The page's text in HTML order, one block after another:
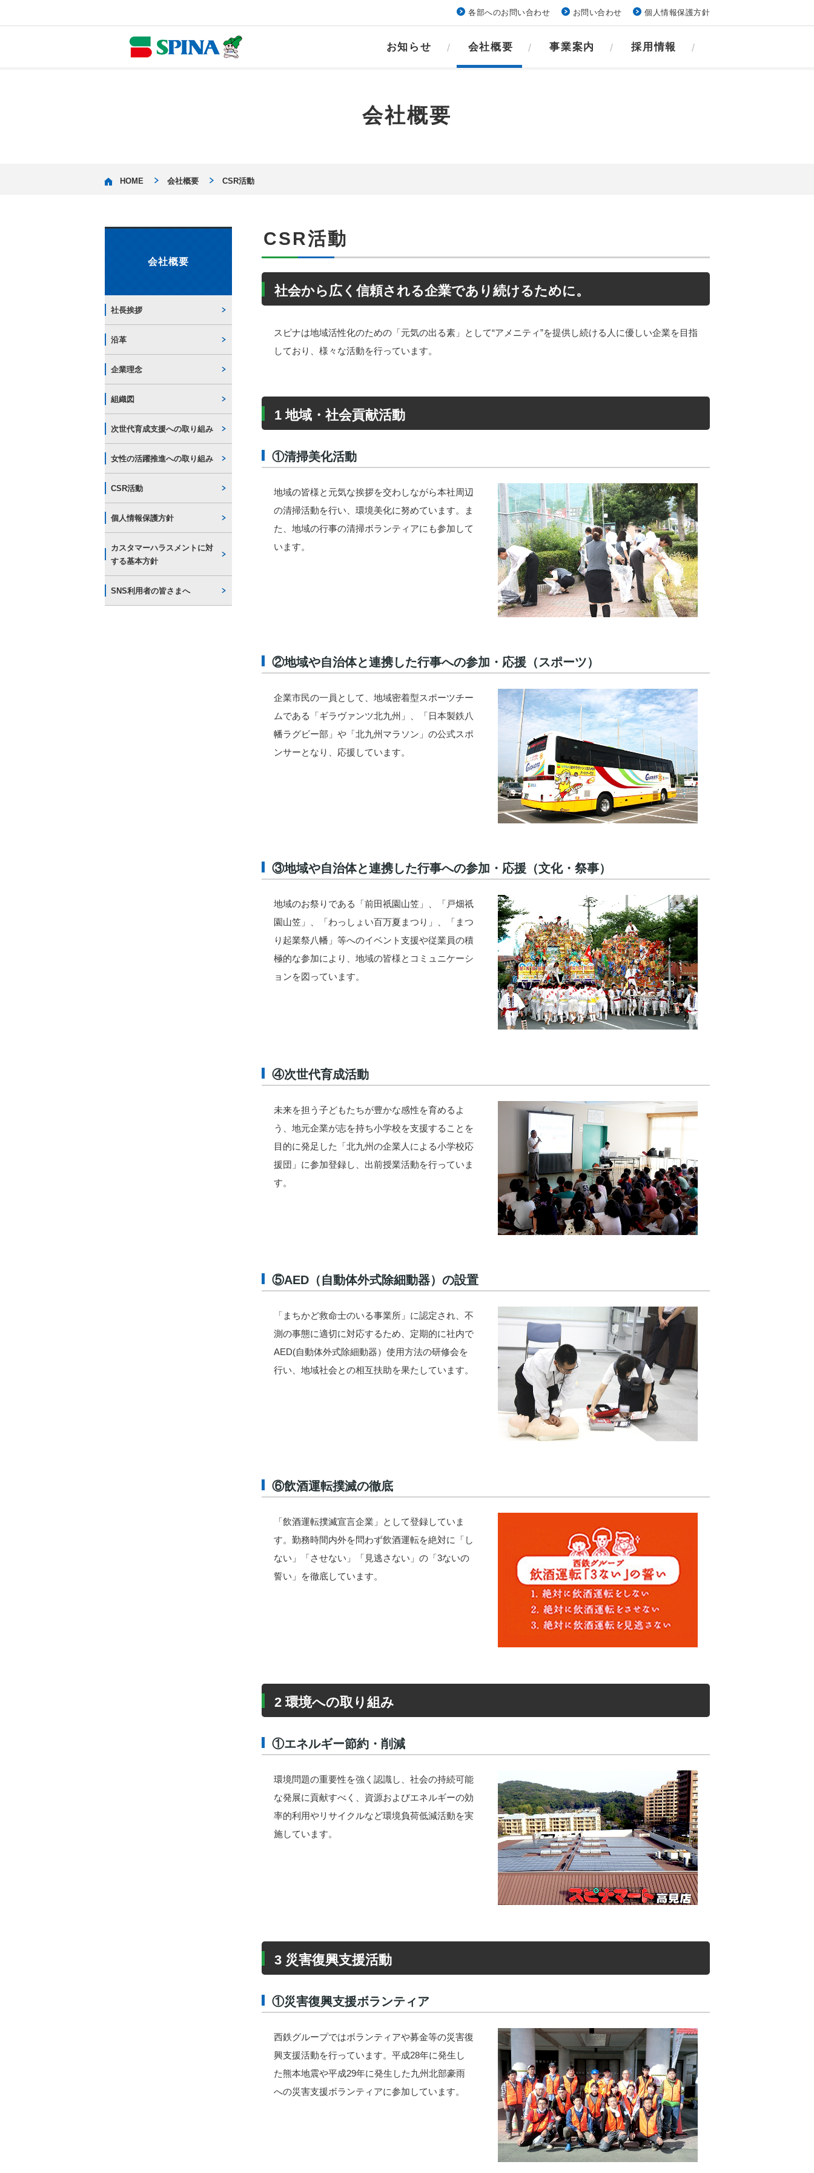
各部へのお問い合わせ お問い合わせ 個人情報保護方針
お知らせ 会社概要 事業案内 採用情報
会社概要
HOME 会社概要 CSR活動
会社概要
社長挨拶
沿革
企業理念
組織図
次世代育成支援への取り組み
女性の活躍推進への取り組み
CSR活動
個人情報保護方針
カスタマーハラスメントに対
する基本方針
SNS利用者の皆さまへ
CSR活動
社会から広く信頼される企業であり続けるために。
スピナは地域活性化のための「元気の出る素」として“アメニティ”を提供し続ける人に優しい企業を目指
しており、様々な活動を行っています。
1 地域・社会貢献活動
①清掃美化活動
地域の皆様と元気な挨拶を交わしながら本社周辺
の清掃活動を行い、環境美化に努めています。ま
た、地域の行事の清掃ボランティアにも参加して
います。
②地域や自治体と連携した行事への参加・応援（スポーツ）
企業市民の一員として、地域密着型スポーツチー
ムである「ギラヴァンツ北九州」、「日本製鉄八
幡ラグビー部」や「北九州マラソン」の公式スポ
ンサーとなり、応援しています。
③地域や自治体と連携した行事への参加・応援（文化・祭事）
地域のお祭りである「前田祇園山笠」、「戸畑祇
園山笠」、「わっしょい百万夏まつり」、「まつ
り起業祭八幡」等へのイベント支援や従業員の積
極的な参加により、地域の皆様とコミュニケーシ
ョンを図っています。
④次世代育成活動
未来を担う子どもたちが豊かな感性を育めるよ
う、地元企業が志を持ち小学校を支援することを
目的に発足した「北九州の企業人による小学校応
援団」に参加登録し、出前授業活動を行っていま
す。
⑤AED（自動体外式除細動器）の設置
「まちかど救命士のいる事業所」に認定され、不
測の事態に適切に対応するため、定期的に社内で
AED(自動体外式除細動器）使用方法の研修会を
行い、地域社会との相互扶助を果たしています。
⑥飲酒運転撲滅の徹底
「飲酒運転撲滅宣言企業」として登録していま
す。勤務時間内外を問わず飲酒運転を絶対に「し
ない」「させない」「見逃さない」の「3ないの
誓い」を徹底しています。
2 環境への取り組み
①エネルギー節約・削減
環境問題の重要性を強く認識し、社会の持続可能
な発展に貢献すべく、資源およびエネルギーの効
率的利用やリサイクルなど環境負荷低減活動を実
施しています。
3 災害復興支援活動
①災害復興支援ボランティア
西鉄グループではボランティアや募金等の災害復
興支援活動を行っています。平成28年に発生し
た熊本地震や平成29年に発生した九州北部豪雨
への災害支援ボランティアに参加しています。